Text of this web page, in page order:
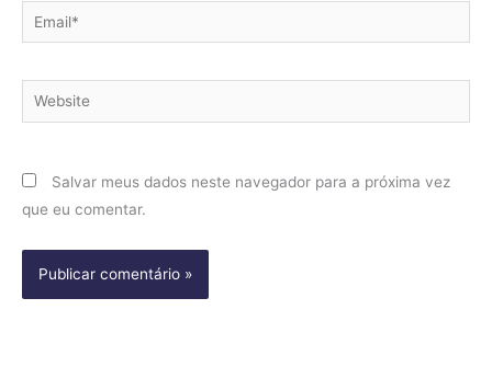
Email*
Website
Salvar meus dados neste navegador para a próxima vez
que eu comentar.